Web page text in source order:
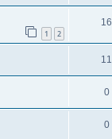
1 2
16
11
0
0